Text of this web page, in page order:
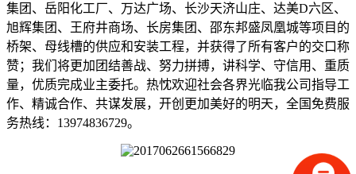
集团、岳阳化工厂、万达广场、长沙天济山庄、达美D六区、
旭辉集团、王府井商场、长房集团、邵东邦盛凤凰城等项目的
桥架、母线槽的供应和安装工程，并获得了所有客户的交口称
赞；我们将更加团结善战、努力拼搏，讲科学、守信用、重质
量，优质完成业主委托。热忱欢迎社会各界光临我公司指导工
作、精诚合作、共谋发展，开创更加美好的明天，全国免费服
务热线：13974836729。